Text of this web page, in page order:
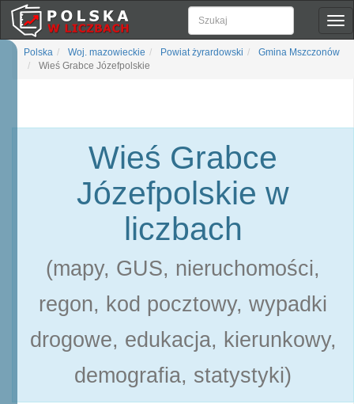
Polska Woj. mazowieckie Powiat żyrardowski
Gmina Mszczonów
Wieś Grabce Józefpolskie
Wieś Grabce
Józefpolskie w
liczbach
(mapy, GUS, nieruchomości,
regon, kod pocztowy, wypadki
drogowe, edukacja, kierunkowy,
demografia, statystyki)